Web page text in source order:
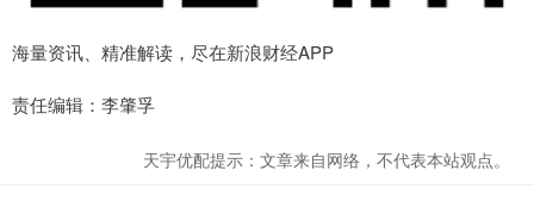
海量资讯、精准解读，尽在新浪财经APP
责任编辑：李肇孚
天宇优配提示：文章来自网络，不代表本站观点。